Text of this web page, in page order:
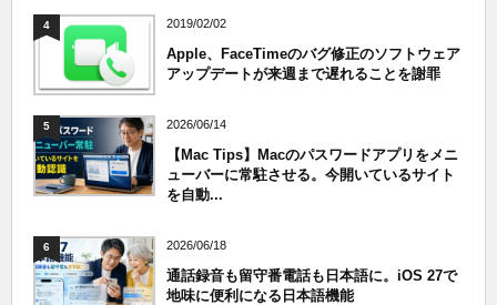
4 2019/02/02
Apple、FaceTimeのバグ修正のソフトウェア
アップデートが来週まで遅れることを謝罪
5 2026/06/14
【Mac Tips】Macのパスワードアプリをメニ
ューバーに常駐させる。今開いているサイト
を自動...
6 2026/06/18
通話録音も留守番電話も日本語に。iOS 27で
地味に便利になる日本語機能